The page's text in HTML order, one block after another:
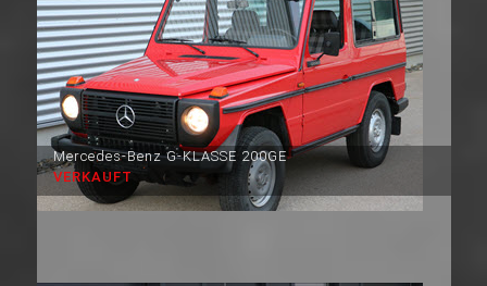
Mercedes-Benz G-KLASSE 200GE
VERKAUFT